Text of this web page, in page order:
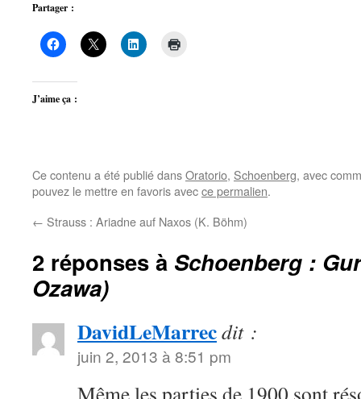
Partager :
J’aime ça :
Ce contenu a été publié dansOratorio, Schoenberg, avec
pouvez le mettre en favoris avecce permalien.
← Strauss : Ariadne auf Naxos (K. Böhm)
2 réponses à Schoenberg :
Ozawa)
DavidLeMarrecdit :
juin 2, 2013 à 8:51 pm
Même les parties de 1900 sont